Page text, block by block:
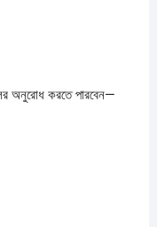
অনুরোধ করতে পারবেন—